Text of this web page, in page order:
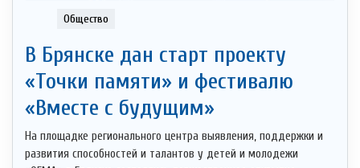
Общество
В Брянске дан старт проекту
«Точки памяти» и фестивалю
«Вместе с будущим»
На площадке регионального центра выявления, поддержки и
развития способностей и талантов у детей и молодежи